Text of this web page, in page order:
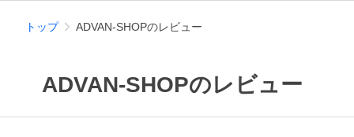
トップ ADVAN-SHOPのレビュー
ADVAN-SHOPのレビュー